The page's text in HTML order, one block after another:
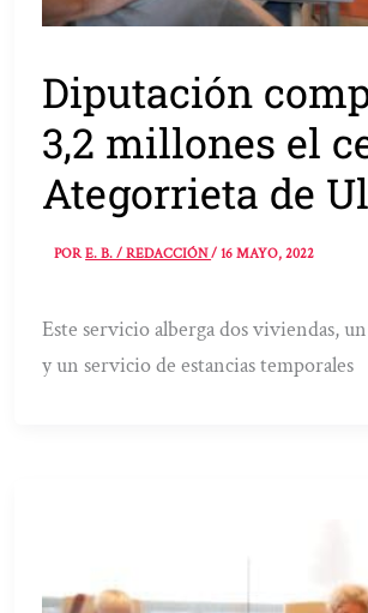
Diputación
3,2 millones el
Ategorrieta de
PORE. B. / REDACCIÓN/16 MAYO, 2022
Este servicio alberga dos viviendas,
y un servicio de estancias temporales